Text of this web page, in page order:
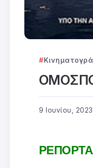
9 Ιουνίου, 2023